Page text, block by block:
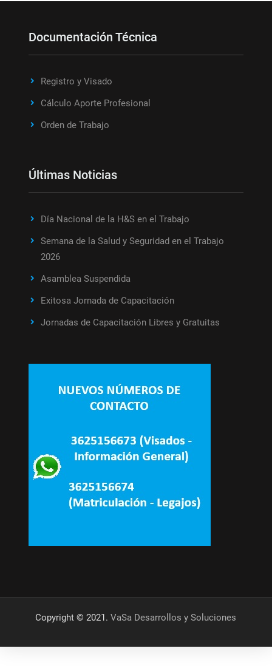
Documentación Técnica
Registro y Visado
Cálculo Aporte Profesional
Orden de Trabajo
Últimas Noticias
Día Nacional de la H&S en el Trabajo
Semana de la Salud y Seguridad en el Trabajo
2026
Asamblea Suspendida
Exitosa Jornada de Capacitación
Jornadas de Capacitación Libres y Gratuitas
Copyright © 2021.VaSa Desarrollos y Soluciones